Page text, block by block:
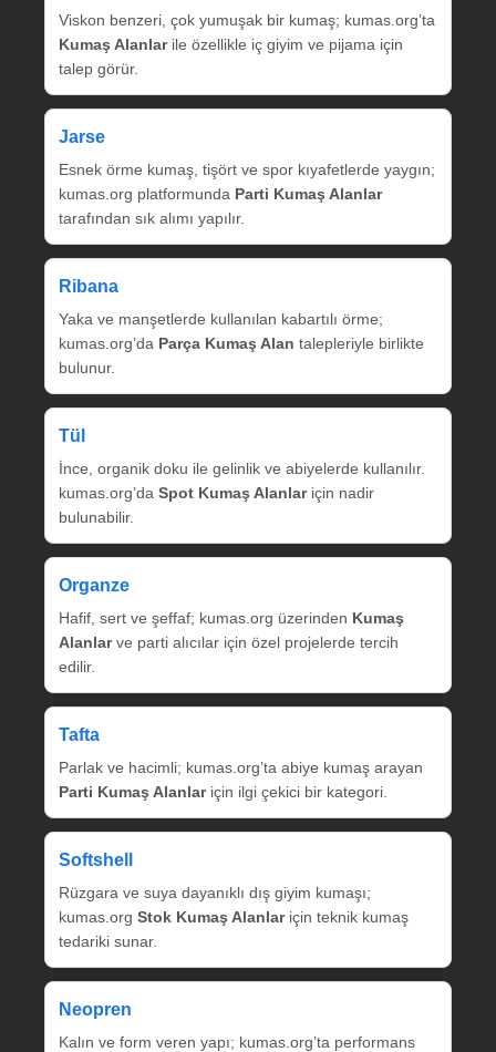
Viskon benzeri, çok yumuşak bir kumaş; kumas.org’ta
Kumaş Alanlarile özellikle iç giyim ve pijama için
talep görür.
Jarse
Esnek örme kumaş, tişört ve spor kıyafetlerde yaygın;
kumas.org platformunda Parti Kumaş Alanlar
tarafından sık alımı yapılır.
Ribana
Yaka ve manşetlerde kullanılan kabartılı örme;
kumas.org’da Parça Kumaş Alan talepleriyle birlikte
bulunur.
Tül
İnce, organik doku ile gelinlik ve abiyelerde kullanılır.
kumas.org’da Spot Kumaş Alanlariçin nadir
bulunabilir.
Organze
Hafif, sert ve şeffaf; kumas.org üzerinden Kumaş
Alanlarve parti alıcılar için özel projelerde tercih
edilir.
Tafta
Parlak ve hacimli; kumas.org’ta abiye kumaş arayan
Parti Kumaş Alanlariçin ilgi çekici bir kategori.
Softshell
Rüzgara ve suya dayanıklı dış giyim kumaşı;
kumas.org Stok Kumaş Alanlariçin teknik kumaş
tedariki sunar.
Neopren
Kalın ve form veren yapı; kumas.org’ta performans